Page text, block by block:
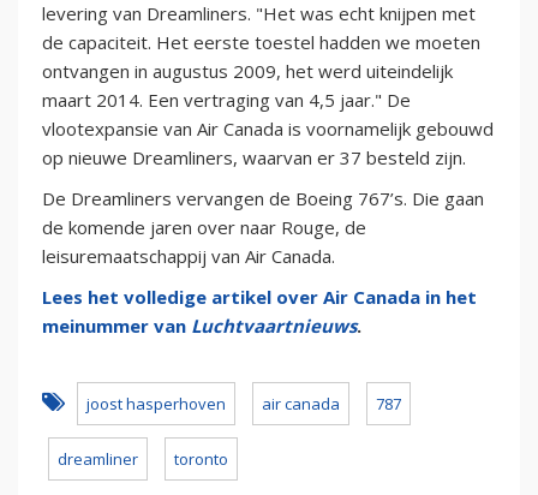
levering van Dreamliners. "Het was echt knijpen met
de capaciteit. Het eerste toestel hadden we moeten
ontvangen in augustus 2009, het werd uiteindelijk
maart 2014. Een vertraging van 4,5 jaar." De
vlootexpansie van Air Canada is voornamelijk gebouwd
op nieuwe Dreamliners, waarvan er 37 besteld zijn.
De Dreamliners vervangen de Boeing 767’s. Die gaan
de komende jaren over naar Rouge, de
leisuremaatschappij van Air Canada.
Lees het volledige artikel over Air Canada in het
meinummer van Luchtvaartnieuws.
joost hasperhoven air canada 787
dreamliner toronto